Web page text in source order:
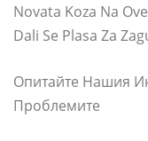
Novata Koza Na
Dali Se Plasa Za
Опитайте Нашия
Проблемите